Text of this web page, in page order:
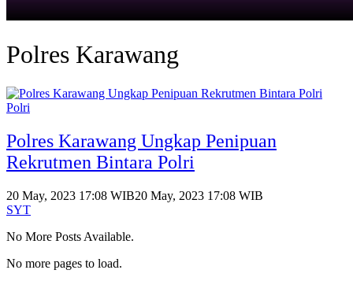
Polres Karawang
Polri
Polres Karawang Ungkap Penipuan
Rekrutmen Bintara Polri
20 May, 2023 17:08 WIB20 May, 2023 17:08 WIB
SYT
No More Posts Available.
No more pages to load.